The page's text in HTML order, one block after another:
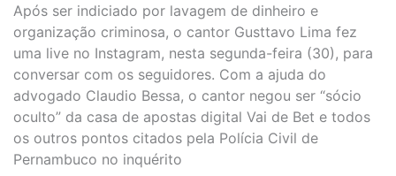
Após ser indiciado por lavagem de dinheiro e
organização criminosa, o cantor Gusttavo Lima fez
uma live no Instagram, nesta segunda-feira (30), para
conversar com os seguidores. Com a ajuda do
advogado Claudio Bessa, o cantor negou ser “sócio
oculto” da casa de apostas digital Vai de Bet e todos
os outros pontos citados pela Polícia Civil de
Pernambuco no inquérito